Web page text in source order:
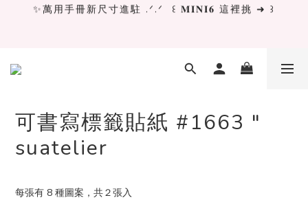
✨萬用手冊新尺寸進駐 .ᐟ.ᐟ  ꒰ 𝐌𝐈𝐍𝐈𝟔 這裡挑 ➜ ꒱
✨萬用手冊新尺寸進駐 .ᐟ.ᐟ  ꒰ 𝐌𝐈𝐍𝐈𝟔 這裡挑 ➜ ꒱
可書寫標籤貼紙 #1663 "
suatelier
每張有 8 種圖案，共２張入